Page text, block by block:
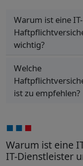
Warum ist eine IT-
wichtig?
Welche
ist zu empfehlen?
Warum ist eine
IT-Dienstleister